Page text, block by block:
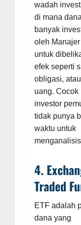
wadah
di mana
banyak
oleh
untuk
efek seperti
obligasi,
uang. Cocok
investor
tidak punya
waktu untuk
4.
Traded
ETF adalah
dana yang